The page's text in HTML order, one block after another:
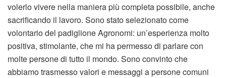
volerlo vivere nella maniera più completa possibile, anche
sacrificando il lavoro. Sono stato selezionato come
volontario del padiglione Agronomi: un’esperienza molto
positiva, stimolante, che mi ha permesso di parlare con
molte persone di tutto il mondo. Sono convinto che
abbiamo trasmesso valori e messaggi a persone comuni